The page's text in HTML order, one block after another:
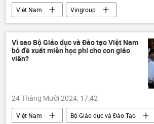
Việt Nam
Vingroup
Phạm Nhật Vượng
Kinh tế
Kinh doanh
doanh nghiệp taxi
Vì sao Bộ Giáo dục và Đào tạo Việt Nam
bỏ đề xuất miễn học phí cho con giáo
viên?
24 Tháng Mười 2024, 17:42
Việt Nam
Bộ Giáo dục và Đào Tạo